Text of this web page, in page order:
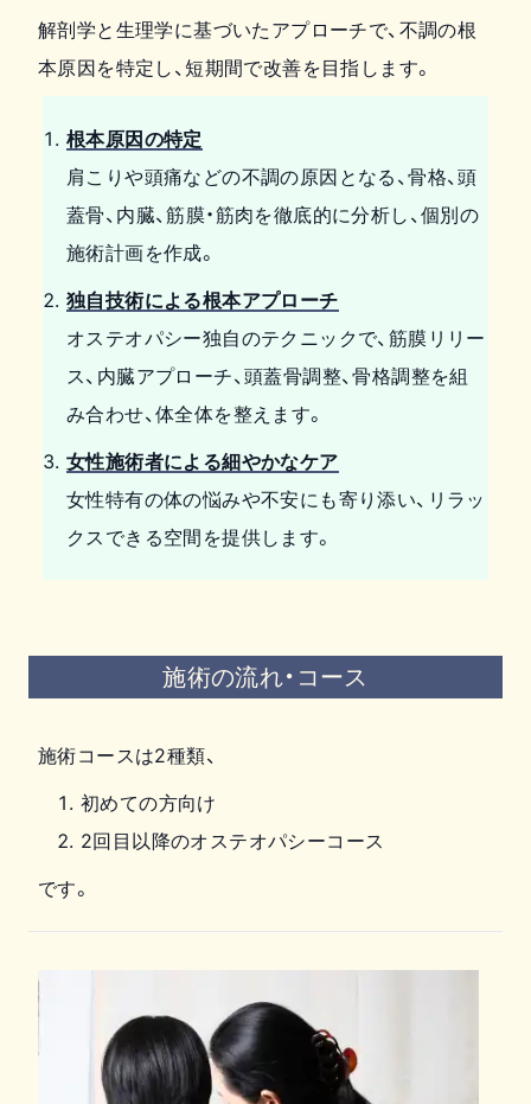
解剖学と生理学に基づいたアプローチで、不調の根
本原因を特定し、短期間で改善を目指します。
根本原因の特定
肩こりや頭痛などの不調の原因となる、骨格、頭
蓋骨、内臓、筋膜・筋肉を徹底的に分析し、個別の
施術計画を作成。
独自技術による根本アプローチ
オステオパシー独自のテクニックで、筋膜リリー
ス、内臓アプローチ、頭蓋骨調整、骨格調整を組
み合わせ、体全体を整えます。
女性施術者による細やかなケア
女性特有の体の悩みや不安にも寄り添い、リラッ
クスできる空間を提供します。
施術の流れ・コース
施術コースは2種類、
初めての方向け
2回目以降のオステオパシーコース
です。